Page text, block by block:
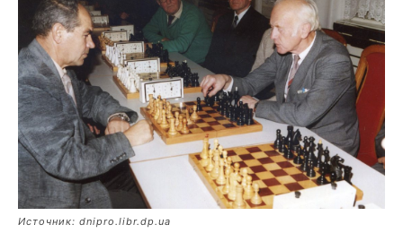
Источник: dnipro.libr.dp.ua